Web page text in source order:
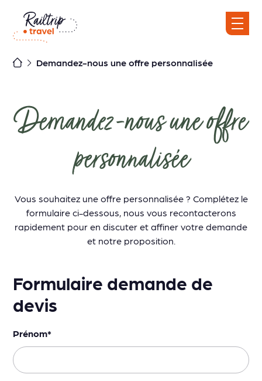
content
Demandez-nous une offre personnalisée
Demandez-nous une offre
personnalisée
Vous souhaitez une offre personnalisée ? Complétez le
formulaire ci-dessous, nous vous recontacterons
rapidement pour en discuter et affiner votre demande
et notre proposition.
Formulaire demande de
devis
Prénom*